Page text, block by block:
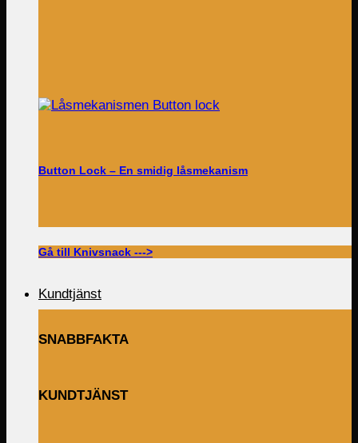
Button Lock – En smidig låsmekanism
Gå till Knivsnack --->
Kundtjänst
SNABBFAKTA
KUNDTJÄNST